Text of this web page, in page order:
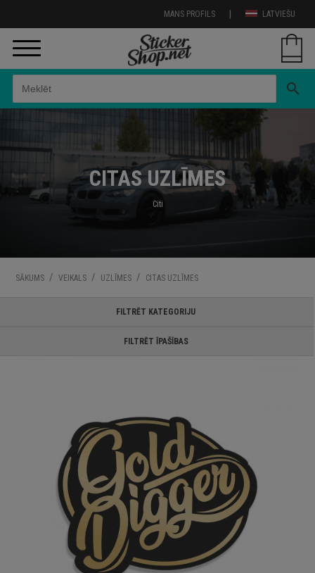
LATVIEŠU
|
MANS PROFILS
search
CITAS UZLĪMES
Citi
SĀKUMS / VEIKALS / UZLĪMES / CITAS UZLĪMES
FILTRĒT KATEGORIJU
FILTRĒT ĪPAŠĪBAS